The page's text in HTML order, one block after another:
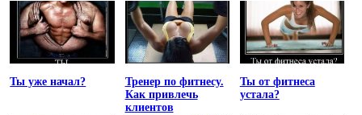
Ты уже начал?
Тренер по фитнесу.
Как привлечь
клиентов
Ты от фитнеса
устала?